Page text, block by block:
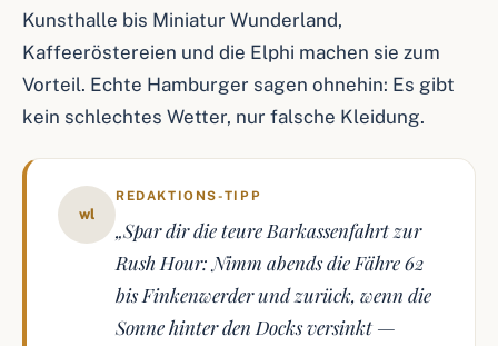
Kunsthalle bis Miniatur Wunderland,
Kaffeeröstereien und die Elphi machen sie zum
Vorteil. Echte Hamburger sagen ohnehin: Es gibt
kein schlechtes Wetter, nur falsche Kleidung.
wl
REDAKTIONS-TIPP
„Spar dir die teure Barkassenfahrt zur
Rush Hour: Nimm abends die Fähre 62
bis Finkenwerder und zurück, wenn die
Sonne hinter den Docks versinkt —